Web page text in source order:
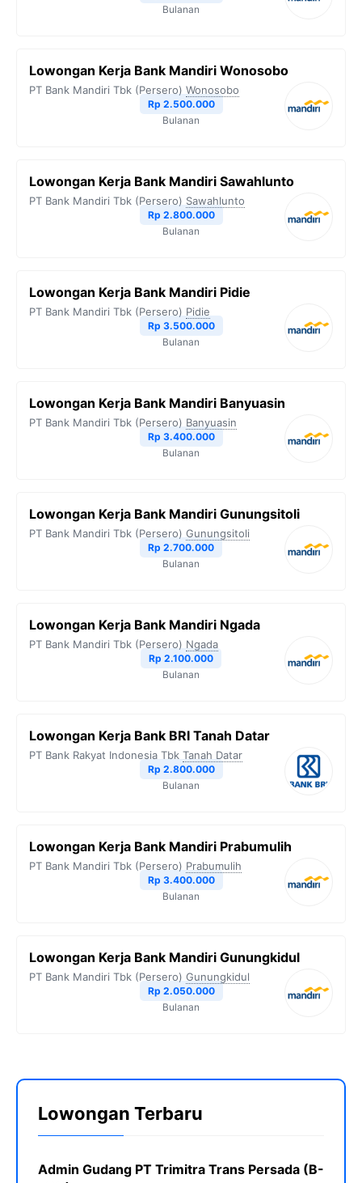
k
Bulanan
Lowongan Kerja Bank Mandiri Wonosobo
PT Bank Mandiri Tbk (Persero) Wonosobo
Rp 2.500.000
Bulanan
Lowongan Kerja Bank Mandiri Sawahlunto
PT Bank Mandiri Tbk (Persero) Sawahlunto
Rp 2.800.000
Bulanan
Lowongan Kerja Bank Mandiri Pidie
PT Bank Mandiri Tbk (Persero) Pidie
Rp 3.500.000
Bulanan
Lowongan Kerja Bank Mandiri Banyuasin
PT Bank Mandiri Tbk (Persero) Banyuasin
Rp 3.400.000
Bulanan
Lowongan Kerja Bank Mandiri Gunungsitoli
PT Bank Mandiri Tbk (Persero) Gunungsitoli
Rp 2.700.000
Bulanan
Lowongan Kerja Bank Mandiri Ngada
PT Bank Mandiri Tbk (Persero) Ngada
Rp 2.100.000
Bulanan
Lowongan Kerja Bank BRI Tanah Datar
PT Bank Rakyat Indonesia Tbk Tanah Datar
Rp 2.800.000
Bulanan
Lowongan Kerja Bank Mandiri Prabumulih
PT Bank Mandiri Tbk (Persero) Prabumulih
Rp 3.400.000
Bulanan
Lowongan Kerja Bank Mandiri Gunungkidul
PT Bank Mandiri Tbk (Persero) Gunungkidul
Rp 2.050.000
Bulanan
Lowongan Terbaru
Admin Gudang PT Trimitra Trans Persada (B-